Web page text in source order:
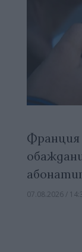
Франция
07.08.2026 /